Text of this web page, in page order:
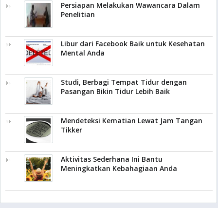
Persiapan Melakukan Wawancara Dalam
Penelitian
Libur dari Facebook Baik untuk Kesehatan
Mental Anda
Studi, Berbagi Tempat Tidur dengan
Pasangan Bikin Tidur Lebih Baik
Mendeteksi Kematian Lewat Jam Tangan
Tikker
Aktivitas Sederhana Ini Bantu
Meningkatkan Kebahagiaan Anda